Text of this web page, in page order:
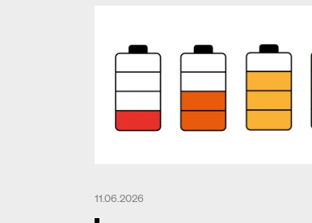
11.06.2026